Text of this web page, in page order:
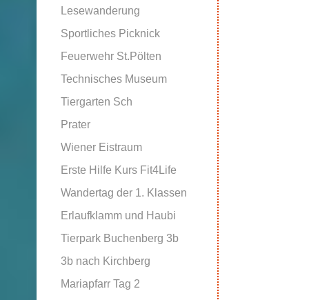
Lesewanderung
Sportliches Picknick
Feuerwehr St.Pölten
Technisches Museum
Tiergarten Sch
Prater
Wiener Eistraum
Erste Hilfe Kurs Fit4Life
Wandertag der 1. Klassen
Erlaufklamm und Haubi
Tierpark Buchenberg 3b
3b nach Kirchberg
Mariapfarr Tag 2